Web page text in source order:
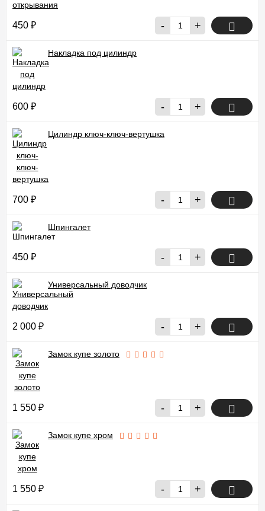
450 ₽ - +
Накладка под цилиндр
600 ₽ - +
Цилиндр ключ-ключ-вертушка
700 ₽ - +
Шпингалет
450 ₽ - +
Универсальный доводчик
2 000 ₽ - +
Замок купе золото
1 550 ₽ - +
Замок купе хром
1 550 ₽ - +